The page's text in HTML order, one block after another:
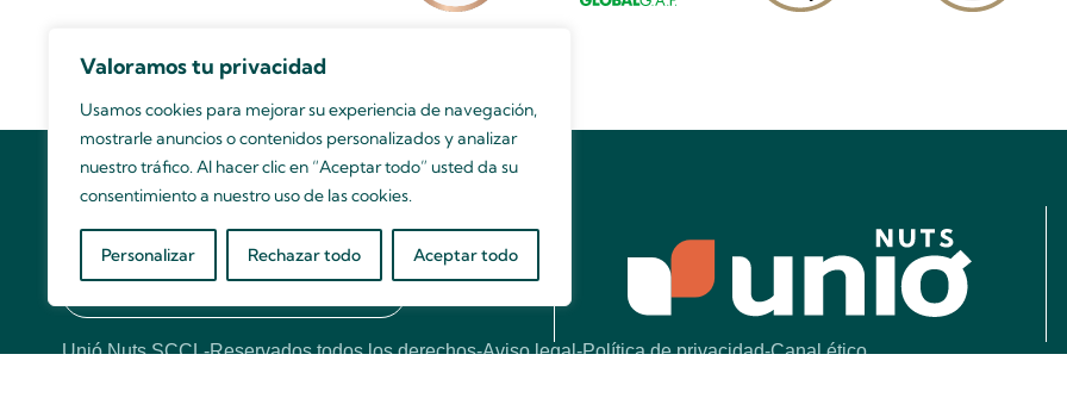
Valoramos tu privacidad
Usamos cookies para mejorar su experiencia de navegación,
mostrarle anuncios o contenidos personalizados y analizar
nuestro tráfico. Al hacer clic en “Aceptar todo” usted da su
consentimiento a nuestro uso de las cookies.
Personalizar Rechazar todo Aceptar todo
¡Contacta con nuestro equipo comercial!
Unió Nuts SCCL-Reservados todos los derechos-Aviso legal Política de privacidad Canal ético